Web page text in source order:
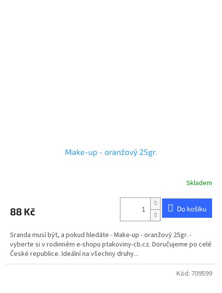
Make-up - oranžový 25gr.
Skladem
88 Kč Do košíku
Sranda musí být, a pokud hledáte - Make-up - oranžový 25gr. -
vyberte si v rodinném e-shopu ptakoviny-cb.cz. Doručujeme po celé
České republice. Ideální na všechny druhy...
Kód: 709599